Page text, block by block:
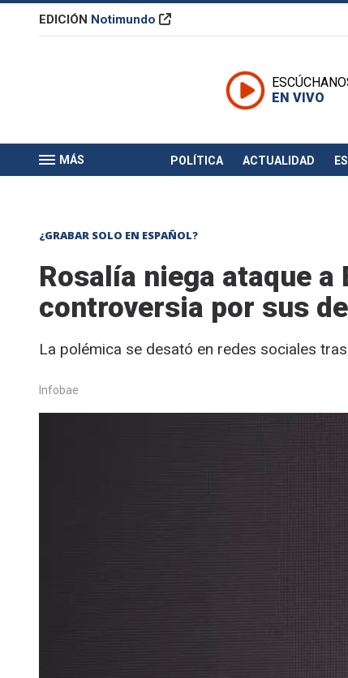
EDICIÓN Notimundo
EN VIVO
MÁS POLÍTICA ACTUALIDAD
¿GRABAR SOLO EN ESPAÑOL?
Rosalía niega ataque a
controversia por sus
La polémica se desató en redes sociales
Infobae